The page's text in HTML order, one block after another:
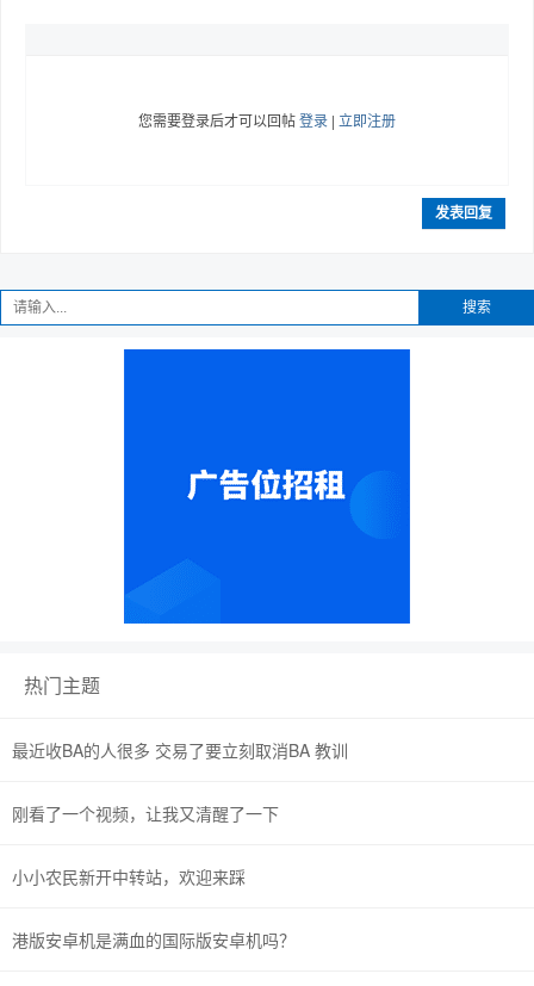
您需要登录后才可以回帖登录 | 立即注册
发表回复
搜索
热门主题
最近收BA的人很多 交易了要立刻取消BA 教训
刚看了一个视频，让我又清醒了一下
小小农民新开中转站，欢迎来踩
港版安卓机是满血的国际版安卓机吗？